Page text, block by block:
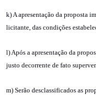
k) A apresentação da proposta
licitante, das condições
l) Após a apresentação da
justo decorrente de fato
m) Serão desclassificados as